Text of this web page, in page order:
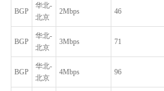
BGP
华北-
北京
2Mbps 46
BGP
华北-
北京
3Mbps 71
BGP
华北-
北京
4Mbps 96